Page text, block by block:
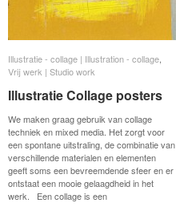
Illustratie - collage | Illustration - collage
Vrij werk | Studio work
Illustratie Collage posters
We maken graag gebruik van collage
techniek en mixed media. Het zorgt voor
een spontane uitstraling, de combinatie van
verschillende materialen en elementen
geeft soms een bevreemdende sfeer en er
ontstaat een mooie gelaagdheid in het
werk. Een collage is een
Illustratie - collage | Illustration - collage
Vrij werk | Studio work
Illustratie Collage posters